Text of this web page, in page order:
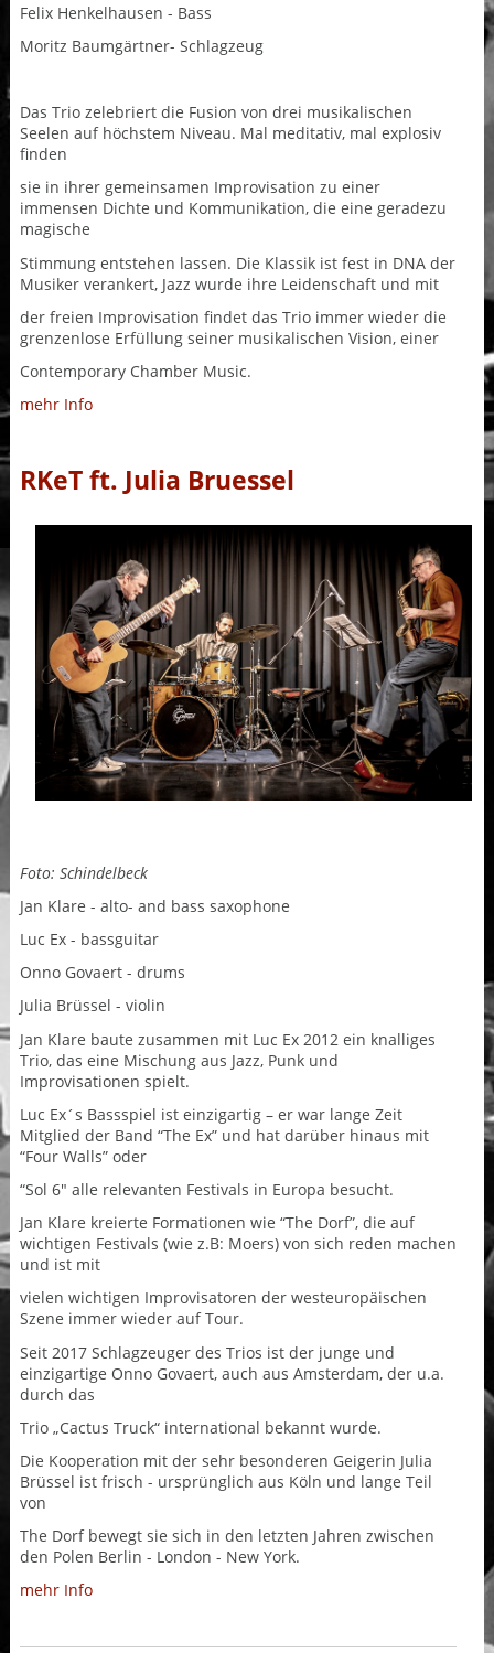
Felix Henkelhausen - Bass
Moritz Baumgärtner- Schlagzeug
Das Trio zelebriert die Fusion von drei musikalischen
Seelen auf höchstem Niveau. Mal meditativ, mal explosiv
finden
sie in ihrer gemeinsamen Improvisation zu einer
immensen Dichte und Kommunikation, die eine geradezu
magische
Stimmung entstehen lassen. Die Klassik ist fest in DNA der
Musiker verankert, Jazz wurde ihre Leidenschaft und mit
der freien Improvisation findet das Trio immer wieder die
grenzenlose Erfüllung seiner musikalischen Vision, einer
Contemporary Chamber Music.
mehr Info
RKeT ft. Julia Bruessel
Foto: Schindelbeck
Jan Klare - alto- and bass saxophone
Luc Ex - bassguitar
Onno Govaert - drums
Julia Brüssel - violin
Jan Klare baute zusammen mit Luc Ex 2012 ein knalliges
Trio, das eine Mischung aus Jazz, Punk und
Improvisationen spielt.
Luc Ex´s Bassspiel ist einzigartig – er war lange Zeit
Mitglied der Band “The Ex” und hat darüber hinaus mit
“Four Walls” oder
“Sol 6″ alle relevanten Festivals in Europa besucht.
Jan Klare kreierte Formationen wie “The Dorf”, die auf
wichtigen Festivals (wie z.B: Moers) von sich reden machen
und ist mit
vielen wichtigen Improvisatoren der westeuropäischen
Szene immer wieder auf Tour.
Seit 2017 Schlagzeuger des Trios ist der junge und
einzigartige Onno Govaert, auch aus Amsterdam, der u.a.
durch das
Trio „Cactus Truck“ international bekannt wurde.
Die Kooperation mit der sehr besonderen Geigerin Julia
Brüssel ist frisch - ursprünglich aus Köln und lange Teil
von
The Dorf bewegt sie sich in den letzten Jahren zwischen
den Polen Berlin - London - New York.
mehr Info